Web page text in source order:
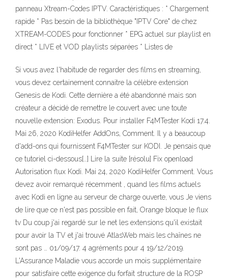
panneau Xtream-Codes IPTV. Caractéristiques : * Chargement
rapide * Pas besoin de la bibliothèque "IPTV Core" de chez
XTREAM-CODES pour fonctionner * EPG actuel sur playlist en
direct * LIVE et VOD playlists séparées * Listes de
Si vous avez l'habitude de regarder des films en streaming,
vous devez certainement connaitre la célèbre extension
Genesis de Kodi. Cette dernière a été abandonné mais son
créateur a décidé de remettre le couvert avec une toute
nouvelle extension: Exodus. Pour installer F4MTester Kodi 17.4.
Mai 26, 2020 KodiHelfer AddOns, Comment. Il y a beaucoup
d'add-ons qui fournissent F4MTester sur KODI. Je pensais que
ce tutoriel ci-dessous[…] Lire la suite [résolu] Fix openload
Autorisation flux Kodi. Mai 24, 2020 KodiHelfer Comment. Vous
devez avoir remarqué récemment , quand les films actuels
avec Kodi en ligne au serveur de charge ouverte, vous Je viens
de lire que ce n'est pas possible en fait, Orange bloque le flux
tv Du coup j'ai regardé sur le net les extensions qu'il existait
pour avoir la TV et j'ai trouvé AtlasWeb mais les chaînes ne
sont pas … 01/09/17. 4 agréments pour 4 19/12/2019.
L'Assurance Maladie vous accorde un mois supplémentaire
pour satisfaire cette exigence du forfait structure de la ROSP